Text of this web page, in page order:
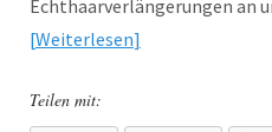
Echthaarverlängerungen
Weiterlesen
Teilen mit: